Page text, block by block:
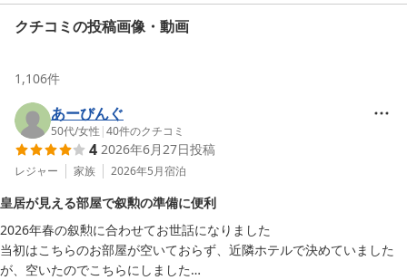
クチコミの投稿画像・動画
1,106件
あーびんぐ
50代/女性 |40件のクチコミ
4 2026年6月27日投稿
レジャー 家族 2026年5月宿泊
皇居が見える部屋で叙勲の準備に便利
2026年春の叙勲に合わせてお世話になりました
当初はこちらのお部屋が空いておらず、近隣ホテルで決めていました
が、空いたのでこちらにしました